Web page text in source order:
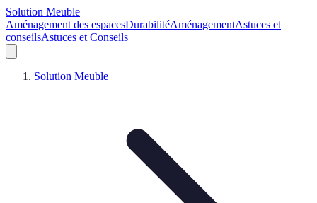
Solution Meuble
Aménagement des espacesDurabilitéAménagementAstuces et
conseilsAstuces et Conseils
Solution Meuble